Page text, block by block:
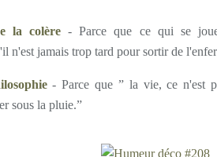
la colère - Parce que ce qui se
n'est jamais trop tard pour sortir de
- Parce que ” la vie, ce n'est
sous la pluie.”